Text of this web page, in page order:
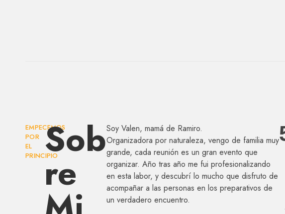
EMPECEMOS
POR
EL
PRINCIPIOSob
re
Soy Valen, mamá de Ramiro.
Organizadora por naturaleza, vengo de familia muy
grande, cada reunión es un gran evento que
organizar. Año tras año me fui profesionalizando
en esta labor, y descubrí lo mucho que disfruto de
acompañar a las personas en los preparativos de
un verdadero encuentro.